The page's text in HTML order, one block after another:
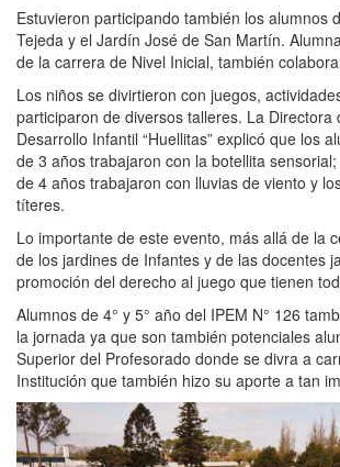
Estuvieron participando también los alumnos
Tejeda y el Jardín José de San Martín.
de la carrera de Nivel Inicial, también
Los niños se divirtieron con juegos,
participaron de diversos talleres. La Directora
Desarrollo Infantil “Huellitas” explicó que los
de 3 años trabajaron con la botellita
de 4 años trabajaron con lluvias de viento y
títeres.
Lo importante de este evento, más allá de la
de los jardines de Infantes y de las docentes
promoción del derecho al juego que tienen
Alumnos de 4° y 5° año del IPEM N° 126
la jornada ya que son también potenciales
Superior del Profesorado donde se divra a
Institución que también hizo su aporte a tan